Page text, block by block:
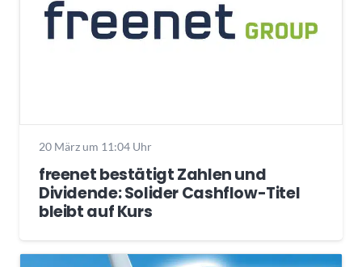
20 März um 11:04 Uhr
freenet bestätigt Zahlen und
Dividende: Solider Cashflow-Titel
bleibt auf Kurs